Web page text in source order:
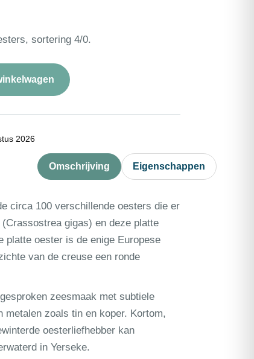
sortering 4/0.
2026
Omschrijving Eigenschappen
circa 100 verschillende oesters die er
gigas) en deze platte
platte oester is de enige Europese
van de creuse een ronde
zeesmaak met subtiele
metalen zoals tin en koper. Kortom,
oesterliefhebber kan
in Yerseke.